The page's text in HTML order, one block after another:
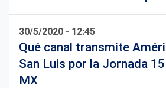
30/5/2020 - 12:45
Qué canal transmite
San Luis por la Jornada
MX